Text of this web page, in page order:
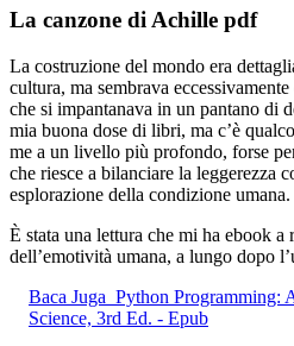
La canzone di Achille pdf
La costruzione del mondo era
cultura, ma sembrava
che si impantanava in un pantano di
mia buona dose di libri, ma c’è
me a un livello più profondo, forse
che riesce a bilanciare la leggerezza
esplorazione della condizione umana.
È stata una lettura che mi ha ebook a
dell’emotività umana, a lungo dopo
Baca Juga Python Programming:
Science, 3rd Ed. - Epub